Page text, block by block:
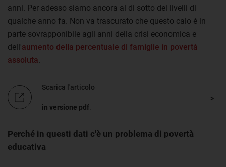
anni. Per adesso siamo ancora al di sotto dei livelli di
qualche anno fa. Non va trascurato che questo calo è in
parte sovrapponibile agli anni della crisi economica e
dell'aumento della percentuale di famiglie in povertà
assoluta
Scarica l'articolo
in versione pdf
Perché in questi dati c'è un problema di povertà
educativa